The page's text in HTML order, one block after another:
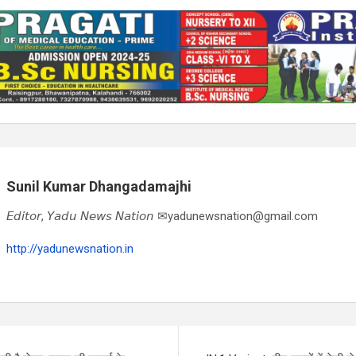
Sunil Kumar Dhangadamajhi
𝘌𝘥𝘪𝘵𝘰𝘳, 𝘠𝘢𝘥𝘶 𝘕𝘦𝘸𝘴 𝘕𝘢𝘵𝘪𝘰𝘯 ✉yadunewsnation@gmail.com
http://yadunewsnation.in